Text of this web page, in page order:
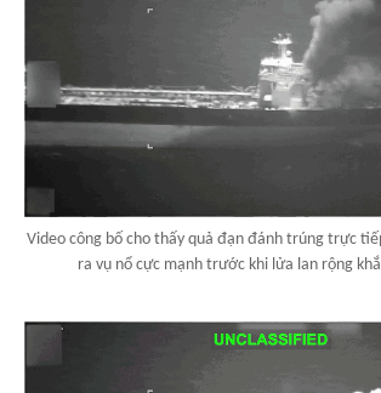
Video công bố cho thấy quả đạn đánh trúng trực
ra vụ nổ cực mạnh trước khi lửa lan rộng